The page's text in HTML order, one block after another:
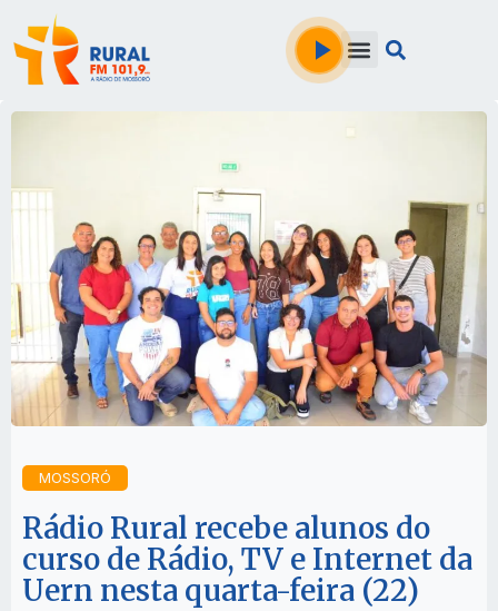
MOSSORÓ
Rádio Rural recebe alunos do
curso de Rádio, TV e Internet da
Uern nesta quarta-feira (22)